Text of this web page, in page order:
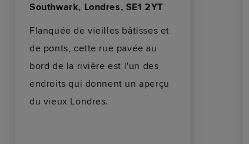
Southwark, Londres, SE1 2YT
Flanquée de vieilles bâtisses et
de ponts, cette rue pavée au
bord de la rivière est l'un des
endroits qui donnent un aperçu
du vieux Londres.